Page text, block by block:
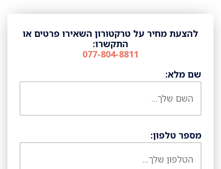
להצעת מחיר על טרקטורון השאירו פרטים או
התקשרו:
077-804-8811
שם מלא:
מספר טלפון: